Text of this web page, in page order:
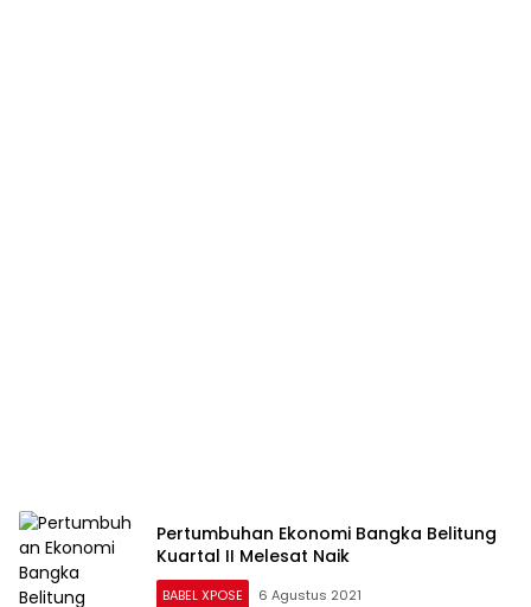
Pertumbuhan Ekonomi Bangka Belitung
Kuartal II Melesat Naik
BABEL XPOSE 6 Agustus 2021